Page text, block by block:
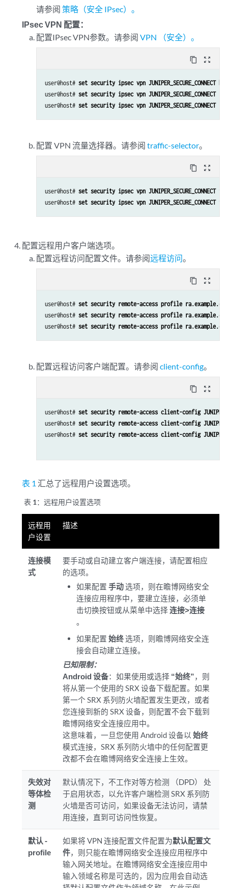
请参阅 策略（安全 IPsec）。
IPsec VPN 配置：
配置IPsec VPN参数。请参阅 VPN （安全）。
content_copy zoom_out_map
user@host# set security ipsec vpn
user@host# set security ipsec vpn JUNIPER_SECURE_CONNECT ike
user@host# set security ipsec vpn JUNIPER_SECURE_CONNECT ike
配置 VPN 流量选择器。请参阅 traffic-selector。
content_copy zoom_out_map
user@host# set security ipsec vpn
user@host# set security ipsec vpn
配置远程用户客户端选项。
配置远程访问配置文件。请参阅远程访问。
content_copy zoom_out_map
user@host# set security remote-access profile ra.example.com
user@host# set security remote-access profile
user@host# set security remote-access profile ra.example.com
配置远程访问客户端配置。请参阅 client-config。
content_copy zoom_out_map
user@host# set security remote-access client-config
user@host# set security remote-access client-config
user@host# set security remote-access client-config
表 1 汇总了远程用户设置选项。
表 1：远程用户设置选项
远程用
户设置
描述
连接模
式
要手动或自动建立客户端连接，请配置相应
的选项。
如果配置手动选项，则在瞻博网络安全
连接应用程序中，要建立连接，必须单
击切换按钮或从菜单中选择连接>连接
。
如果配置始终选项，则瞻博网络安全连
接会自动建立连接。
已知限制：
Android 设备：如果使用或选择 “始终”，则
将从第一个使用的 SRX 设备下载配置。如果
第一个 SRX 系列防火墙配置发生更改，或者
您连接到新的 SRX 设备，则配置不会下载到
瞻博网络安全连接应用中。
这意味着，一旦您使用 Android 设备以 始终
模式连接，SRX 系列防火墙中的任何配置更
改都不会在瞻博网络安全连接上生效。
失效对
等体检
测
默认情况下，不工作对等方检测 （DPD） 处
于启用状态，以允许客户端检测 SRX 系列防
火墙是否可访问，如果设备无法访问，请禁
用连接，直到可访问性恢复。
默认 -
profile
如果将 VPN 连接配置文件配置为默认配置文
件，则只能在瞻博网络安全连接应用程序中
输入网关地址。在瞻博网络安全连接应用中
输入领域名称是可选的，因为应用会自动选